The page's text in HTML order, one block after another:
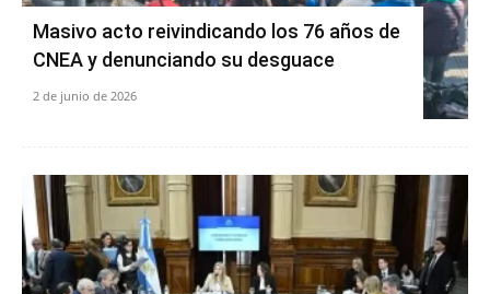
Masivo acto reivindicando los 76 años de
CNEA y denunciando su desguace
2 de junio de 2026